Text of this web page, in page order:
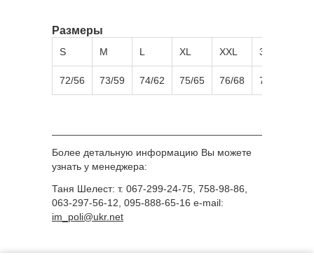
Размеры
S M L XL XXL 3XL
72/56 73/59 74/62 75/65 76/68 77/71
Более детальную информацию Вы можете
узнать у менеджера:
Таня Шелест: т. 067-299-24-75, 758-98-86,
063-297-56-12, 095-888-65-16 e-mail:
im_poli@ukr.net